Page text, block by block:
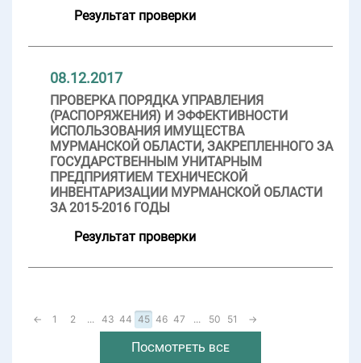
Результат проверки
08.12.2017
ПРОВЕРКА ПОРЯДКА УПРАВЛЕНИЯ
(РАСПОРЯЖЕНИЯ) И ЭФФЕКТИВНОСТИ
ИСПОЛЬЗОВАНИЯ ИМУЩЕСТВА
МУРМАНСКОЙ ОБЛАСТИ, ЗАКРЕПЛЕННОГО ЗА
ГОСУДАРСТВЕННЫМ УНИТАРНЫМ
ПРЕДПРИЯТИЕМ ТЕХНИЧЕСКОЙ
ИНВЕНТАРИЗАЦИИ МУРМАНСКОЙ ОБЛАСТИ
ЗА 2015-2016 ГОДЫ
Результат проверки
← 1 2 ... 43 44 45 46 47 ... 50 51 →
Посмотреть все